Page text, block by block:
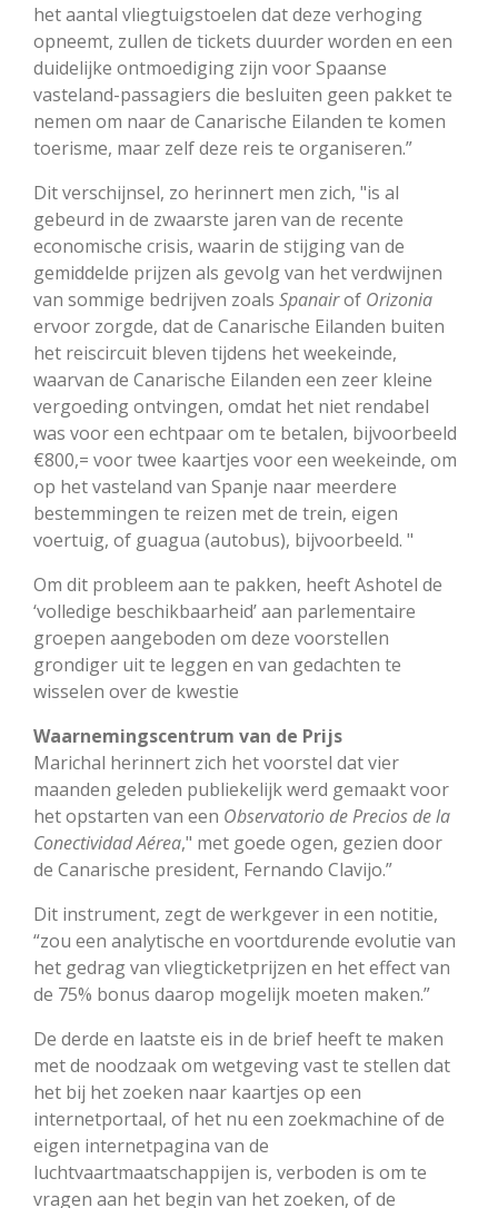
het aantal vliegtuigstoelen dat deze verhoging
opneemt, zullen de tickets duurder worden en een
duidelijke ontmoediging zijn voor Spaanse
vasteland-passagiers die besluiten geen pakket te
nemen om naar de Canarische Eilanden te komen
toerisme, maar zelf deze reis te organiseren.”
Dit verschijnsel, zo herinnert men zich, "is al
gebeurd in de zwaarste jaren van de recente
economische crisis, waarin de stijging van de
gemiddelde prijzen als gevolg van het verdwijnen
van sommige bedrijven zoals Spanairof Orizonia
ervoor zorgde, dat de Canarische Eilanden buiten
het reiscircuit bleven tijdens het weekeinde,
waarvan de Canarische Eilanden een zeer kleine
vergoeding ontvingen, omdat het niet rendabel
was voor een echtpaar om te betalen, bijvoorbeeld
€800,= voor twee kaartjes voor een weekeinde, om
op het vasteland van Spanje naar meerdere
bestemmingen te reizen met de trein, eigen
voertuig, of guagua (autobus), bijvoorbeeld. "
Om dit probleem aan te pakken, heeft Ashotel de
‘volledige beschikbaarheid’ aan parlementaire
groepen aangeboden om deze voorstellen
grondiger uit te leggen en van gedachten te
wisselen over de kwestie
Waarnemingscentrum van de Prijs
Marichal herinnert zich het voorstel dat vier
maanden geleden publiekelijk werd gemaakt voor
het opstarten van een Observatorio de Precios de la
Conectividad Aérea," met goede ogen, gezien door
de Canarische president, Fernando Clavijo.”
Dit instrument, zegt de werkgever in een notitie,
“zou een analytische en voortdurende evolutie van
het gedrag van vliegticketprijzen en het effect van
de 75% bonus daarop mogelijk moeten maken.”
De derde en laatste eis in de brief heeft te maken
met de noodzaak om wetgeving vast te stellen dat
het bij het zoeken naar kaartjes op een
internetportaal, of het nu een zoekmachine of de
eigen internetpagina van de
luchtvaartmaatschappijen is, verboden is om te
vragen aan het begin van het zoeken, of de